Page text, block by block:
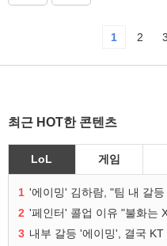
1 2 3
최근 HOT한 콘텐츠
LoL 게임
1 '에이밍' 김하람, "팀 내 갈
2
3 내부 갈등 '에이밍', 결국